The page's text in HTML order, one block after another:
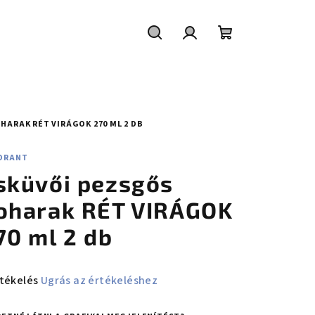
RÉT VIRÁGOK 270 ML 2 DB
pezsgős
RÉT VIRÁGOK
ml 2 db
átlagos értékelése 5-ből 5,0 csillag.
Ugrás az értékeléshez